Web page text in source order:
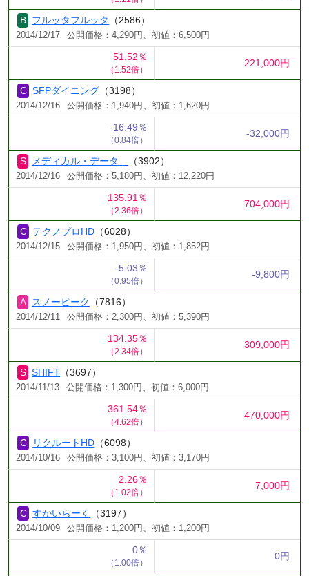
フルッタフルッタ （2586）
2014/12/17 公開価格：4,290円、初値：6,500円
51.52％
（1.52倍）
221,000円
SFPダイニング （3198）
2014/12/16 公開価格：1,940円、初値：1,620円
-16.49％
（0.84倍）
-32,000円
メディカル・データ… （3902）
2014/12/16 公開価格：5,180円、初値：12,220円
135.91％
（2.36倍）
704,000円
テクノプロHD （6028）
2014/12/15 公開価格：1,950円、初値：1,852円
-5.03％
（0.95倍）
-9,800円
スノーピーク （7816）
2014/12/11 公開価格：2,300円、初値：5,390円
134.35％
（2.34倍）
309,000円
SHIFT （3697）
2014/11/13 公開価格：1,300円、初値：6,000円
361.54％
（4.62倍）
470,000円
リクルートHD （6098）
2014/10/16 公開価格：3,100円、初値：3,170円
2.26％
（1.02倍）
7,000円
すかいらーく （3197）
2014/10/09 公開価格：1,200円、初値：1,200円
0％
（1.00倍）
0円